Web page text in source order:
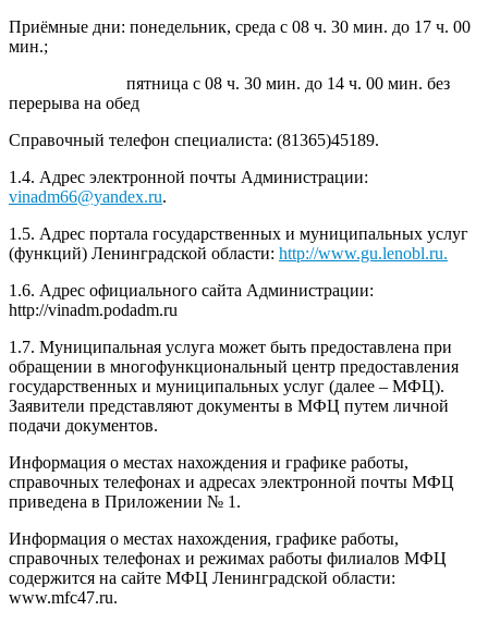
Приёмные дни: понедельник, среда с 08 ч. 30 мин. до 17 ч. 00
мин.;
пятница с 08 ч. 30 мин. до 14 ч. 00 мин. без
перерыва на обед
Справочный телефон специалиста: (81365)45189.
1.4. Адрес электронной почты Администрации:
vinadm66@yandex.ru.
1.5. Адрес портала государственных и муниципальных услуг
(функций) Ленинградской области: http://www.gu.lenobl.ru.
1.6. Адрес официального сайта Администрации:
http://vinadm.podadm.ru
1.7. Муниципальная услуга может быть предоставлена при
обращении в многофункциональный центр предоставления
государственных и муниципальных услуг (далее – МФЦ).
Заявители представляют документы в МФЦ путем личной
подачи документов.
Информация о местах нахождения и графике работы,
справочных телефонах и адресах электронной почты МФЦ
приведена в Приложении № 1.
Информация о местах нахождения, графике работы,
справочных телефонах и режимах работы филиалов МФЦ
содержится на сайте МФЦ Ленинградской области:
www.mfc47.ru.